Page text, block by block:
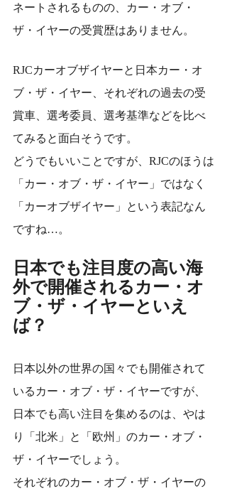
ネートされるものの、カー・オブ・
ザ・イヤーの受賞歴はありません。
RJCカーオブザイヤーと日本カー・オ
ブ・ザ・イヤー、それぞれの過去の受
賞車、選考委員、選考基準などを比べ
てみると面白そうです。
どうでもいいことですが、RJCのほうは
「カー・オブ・ザ・イヤー」ではなく
「カーオブザイヤー」という表記なん
ですね…。
日本でも注目度の高い海
外で開催されるカー・オ
ブ・ザ・イヤーといえ
ば？
日本以外の世界の国々でも開催されて
いるカー・オブ・ザ・イヤーですが、
日本でも高い注目を集めるのは、やは
り「北米」と「欧州」のカー・オブ・
ザ・イヤーでしょう。
それぞれのカー・オブ・ザ・イヤーの